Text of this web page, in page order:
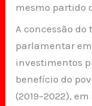
mesmo partido
A concessão
parlamentar
investimentos
benefício do
(2019–2022),